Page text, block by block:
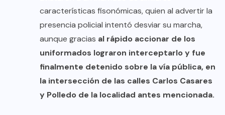
características fisonómicas, quien al advertir la
presencia policial intentó desviar su marcha,
aunque gracias al rápido accionar de los
uniformados lograron interceptarlo y fue
finalmente detenido sobre la vía pública, en
la intersección de las calles Carlos Casares
y Polledo de la localidad antes mencionada.